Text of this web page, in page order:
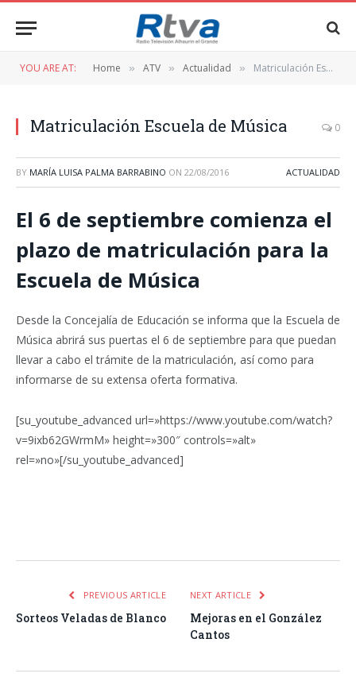
YOU ARE AT: Home » ATV » Actualidad » Matriculación Escuela de Música
Matriculación Escuela de Música 0
BY MARÍA LUISA PALMA BARRABINO ON 22/08/2016 ACTUALIDAD
El 6 de septiembre comienza el
plazo de matriculación para la
Escuela de Música
Desde la Concejalía de Educación se informa que la Escuela de
Música abrirá sus puertas el 6 de septiembre para que puedan
llevar a cabo el trámite de la matriculación, así como para
informarse de su extensa oferta formativa.
[su_youtube_advanced url=»https://www.youtube.com/watch?
v=9ixb62GWrmM» height=»300″ controls=»alt»
rel=»no»[/su_youtube_advanced]
PREVIOUS ARTICLE
Sorteos Veladas de Blanco
NEXT ARTICLE
Mejoras en el González
Cantos